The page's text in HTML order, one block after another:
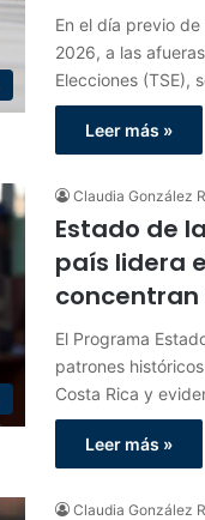
En el día previo
2026, a las
Elecciones (TSE),
Leer más »
Claudia González
Estado de
país lidera
El Programa
patrones
Costa Rica y
Leer más »
Claudia González